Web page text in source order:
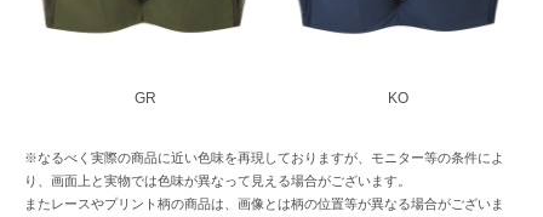
GR KO
※なるべく実際の商品に近い色味を再現しておりますが、モニター等の条件によ
り、画面上と実物では色味が異なって見える場合がございます。
またレースやプリント柄の商品は、画像とは柄の位置等が異なる場合がございま